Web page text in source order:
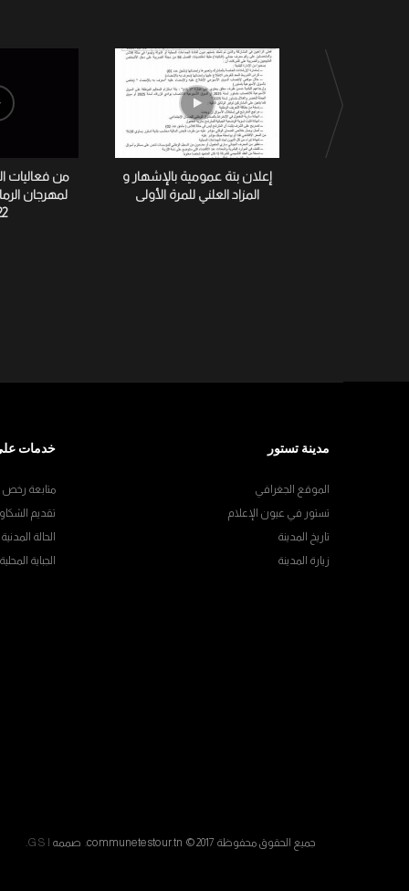
إعلان بتة عمومية بالإشهار و
المزاد العلني للمرة الأولى
من فعاليات
لمهرجان
مدينة تستور
الموقع الجغرافي
تستور في عيون الإعلام
تاريخ المدينة
زيارة المدينة
خدمات
متابعة رخص
تقديم
الحالة المدنية
الجباية المحلية
جميع الحقوق محفوظة communetestour.tn © 2017. صممه G S I